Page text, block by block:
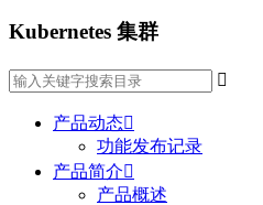
Kubernetes 集群

产品动态
功能发布记录
产品简介
产品概述